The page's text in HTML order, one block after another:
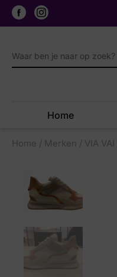
Home
Home / Merken / VIA VAI